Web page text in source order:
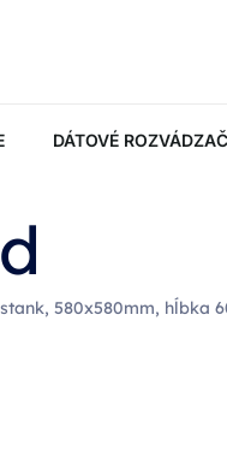
DÁTOVÉ
580x580mm, hĺbka